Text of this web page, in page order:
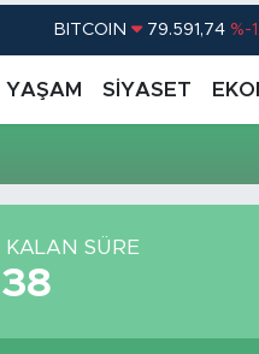
BITCOIN 79.591,74 %-
G.ALTIN 6862,09000
BİST100
YAŞAM SİYASET
KALAN SÜRE